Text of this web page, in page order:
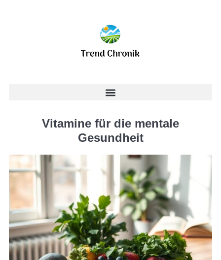
Vitamine für die mentale
Gesundheit